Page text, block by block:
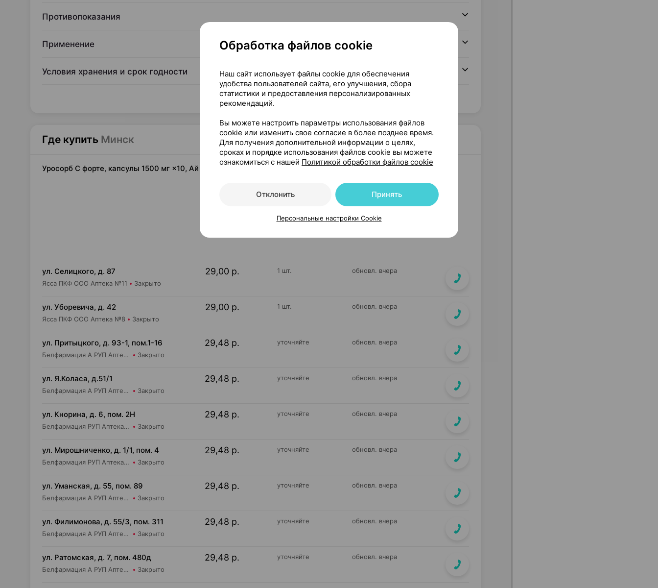
Противопоказания
Применение
Условия хранения и срок годности
Читать полностью
Где купить Минск
Уросорб С форте, капсулы 1500 мг ×10, Ай Медика Беларусь
225
ул. Селицкого, д. 87
Ясса ПКФ ООО Аптека №11 Закрыто
29,00 р. 1 шт. обновл. вчера
ул. Уборевича, д. 42
Ясса ПКФ ООО Аптека №8 Закрыто
29,00 р. 1 шт. обновл. вчера
ул. Притыцкого, д. 93-1, пом.1-16
Белфармация А РУП Аптека №91 Закрыто
29,48 р. уточняйте обновл. вчера
ул. Я.Коласа, д.51/1
Белфармация А РУП Аптека №65 Закрыто
29,48 р. уточняйте обновл. вчера
ул. Кнорина, д. 6, пом. 2Н
Белфармация РУП Аптека №37 Закрыто
29,48 р. уточняйте обновл. вчера
ул. Мирошниченко, д. 1/1, пом. 4
Белфармация РУП Аптека №75 Закрыто
29,48 р. уточняйте обновл. вчера
ул. Уманская, д. 55, пом. 89
Белфармация А РУП Аптека №39 Закрыто
29,48 р. уточняйте обновл. вчера
ул. Филимонова, д. 55/3, пом. 311
Белфармация А РУП Аптека №36 Закрыто
29,48 р. уточняйте обновл. вчера
ул. Ратомская, д. 7, пом. 480д
Белфармация А РУП Аптека №59 Закрыто
29,48 р. уточняйте обновл. вчера
Обработка файлов cookie
Наш сайт использует файлы cookie для обеспечения
удобства пользователей сайта, его улучшения, сбора
статистики и предоставления персонализированных
рекомендаций.
Вы можете настроить параметры использования файлов
cookie или изменить свое согласие в более позднее время.
Для получения дополнительной информации о целях,
сроках и порядке использования файлов cookie вы можете
ознакомиться с нашей Политикой обработки файлов cookie
Отклонить Принять
Персональные настройки Cookie